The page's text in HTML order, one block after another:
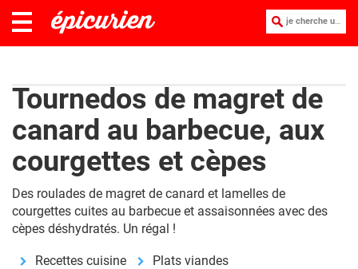
je cherche une recette :
Tournedos de magret de
canard au barbecue, aux
courgettes et cèpes
Des roulades de magret de canard et lamelles de
courgettes cuites au barbecue et assaisonnées avec des
cèpes déshydratés. Un régal !
Recettes cuisine Plats viandes